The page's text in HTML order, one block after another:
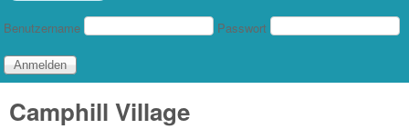
Benutzeranmeldung
Benutzername Passwort
Camphill Village